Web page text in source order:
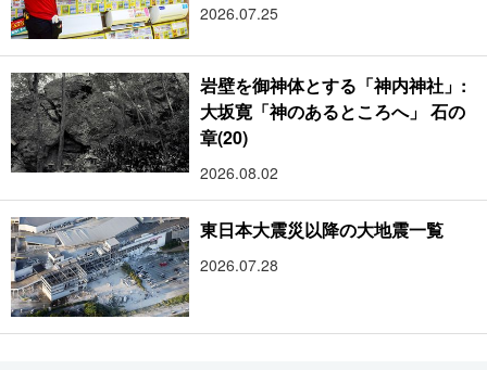
2026.07.25
岩壁を御神体とする「神内神社」:
大坂寛「神のあるところへ」 石の
章(20)
2026.08.02
東日本大震災以降の大地震一覧
2026.07.28